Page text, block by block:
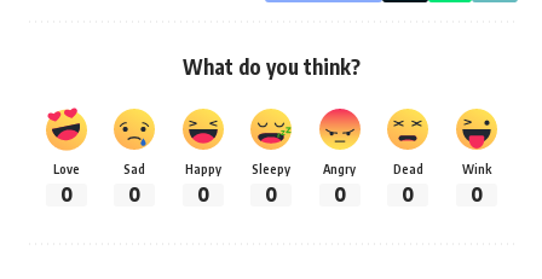
What do you think?
Love
0
Sad
0
Happy
0
Sleepy
0
Angry
0
Dead
0
Wink
0